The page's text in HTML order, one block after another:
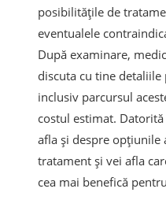
posibilitățile de
eventualele
După examinare,
discuta cu tine detaliile
inclusiv parcursul
costul estimat.
afla și despre opțiunile
tratament și vei afla
cea mai benefică